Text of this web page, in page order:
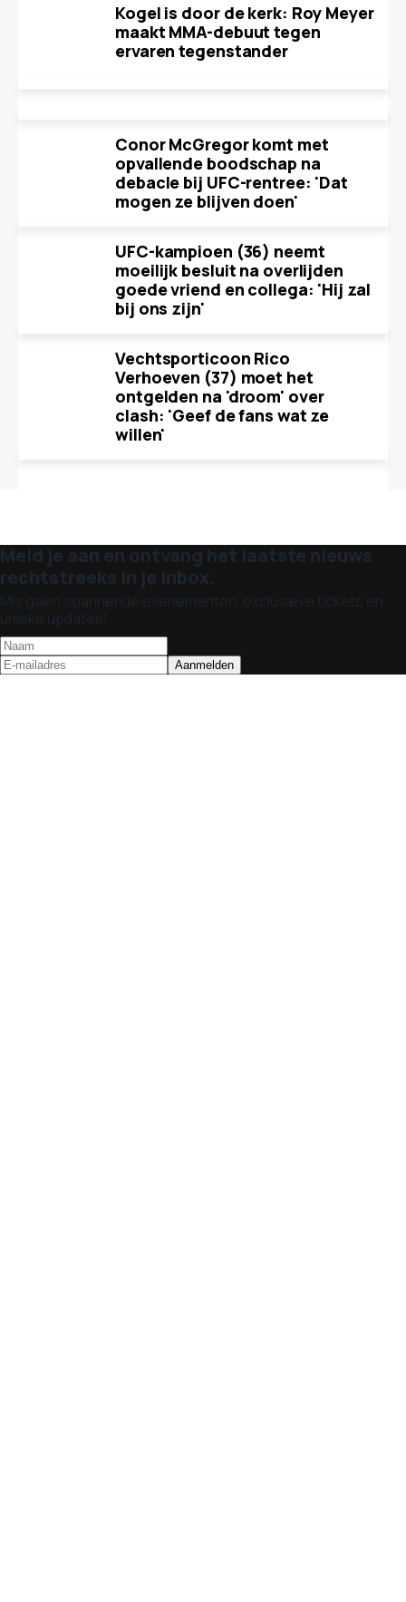
Kogel is door de kerk: Roy Meyer
maakt MMA-debuut tegen
ervaren tegenstander
Conor McGregor komt met
opvallende boodschap na
debacle bij UFC-rentree: 'Dat
mogen ze blijven doen'
UFC-kampioen (36) neemt
moeilijk besluit na overlijden
goede vriend en collega: 'Hij zal
bij ons zijn'
Vechtsporticoon Rico
Verhoeven (37) moet het
ontgelden na 'droom' over
clash: 'Geef de fans wat ze
willen'
Meld je aan en ontvang het laatste nieuws
rechtstreeks in je inbox.
Mis geen spannende evenementen, exclusieve tickets en
unieke updates!